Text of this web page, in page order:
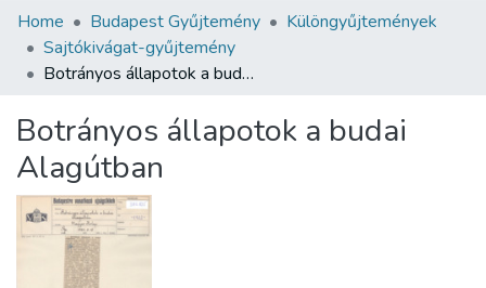
Communities & Collections
All of DSpace
About us
Home Budapest Gyűjtemény
Különgyűjtemények
Sajtókivágat-gyűjtemény
Botrányos állapotok a budai Alagútban
Botrányos állapotok a budai
Alagútban